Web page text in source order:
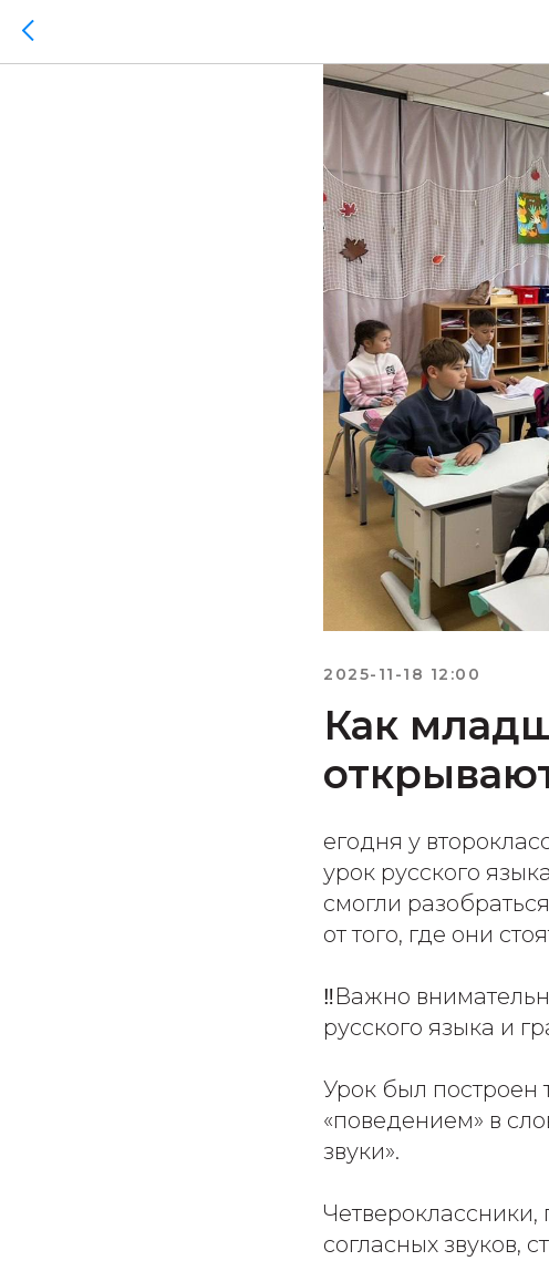
2025-11-18 12:00
Как
егодня у
урок русского
смогли
от того, где они
‼Важно
русского языка и
Урок был построен
«поведением» в
звуки».
Четвероклассники,
согласных звуков,